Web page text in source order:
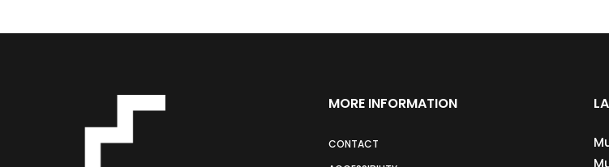
MORE INFORMATION
CONTACT